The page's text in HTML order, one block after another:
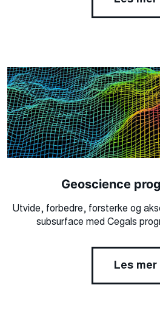
Geoscience
Utvide, forbedre, forsterke og
subsurface med Cegals
Les mer